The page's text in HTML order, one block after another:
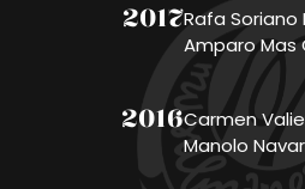
2017Rafa Soriano
Amparo Mas
2016Carmen
Manolo